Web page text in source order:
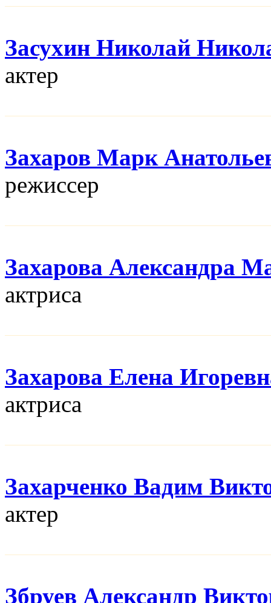
Засухин Николай
актер
Захаров Марк
режисcер
Захарова Александра
актриса
Захарова Елена
актриса
Захарченко Вадим
актер
Збруев Александр